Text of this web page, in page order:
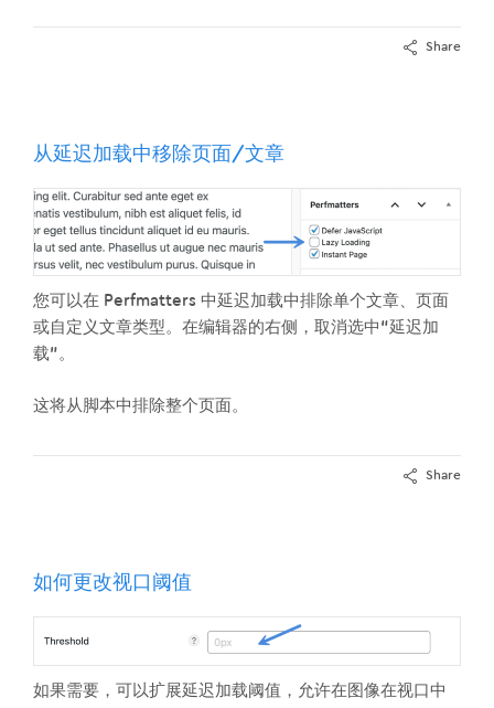
Share
从延迟加载中移除页面/文章
您可以在 Perfmatters 中延迟加载中排除单个文章、页面
或自定义文章类型。在编辑器的右侧，取消选中“延迟加
载”。
这将从脚本中排除整个页面。
Share
如何更改视口阈值
如果需要，可以扩展延迟加载阈值，允许在图像在视口中